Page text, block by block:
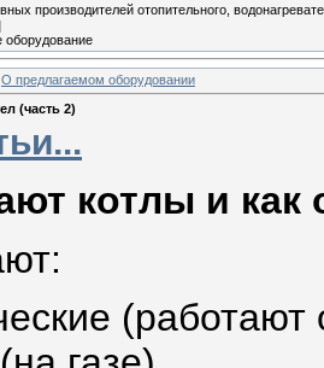
производителей отопительного,
оборудование
О предлагаемом оборудовании
(часть 2)
котлы и как
(работают